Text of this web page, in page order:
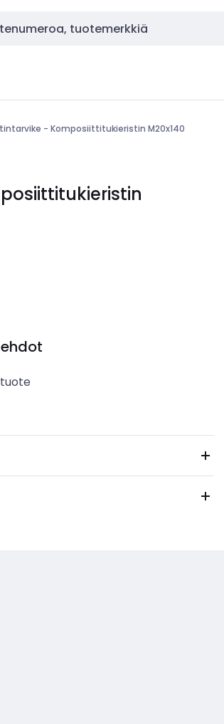
- Komposiittitukieristin M20x140